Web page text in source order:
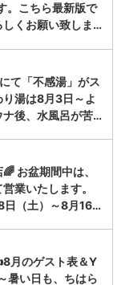
。こちら最新版で
しくお願い致しま…
て「不感湯」がス
湯は8月3日～よ
ナ後、水風呂が苦…
お盆期間中は、
業いたします。
日（土）～8月16…
月のゲスト表＆Y
暑い日も、ちはら